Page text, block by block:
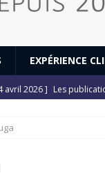
EXPÉRIENCE
avril 2026 ] Les
juillet 2025 ]